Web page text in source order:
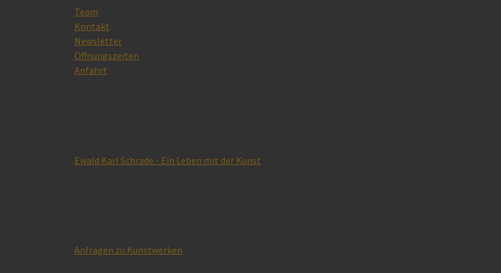
Team
Kontakt
Newsletter
Öffnungszeiten
Anfahrt
Ewald Karl Schrade - Ein Leben mit der Kunst
Anfragen zu Kunstwerken